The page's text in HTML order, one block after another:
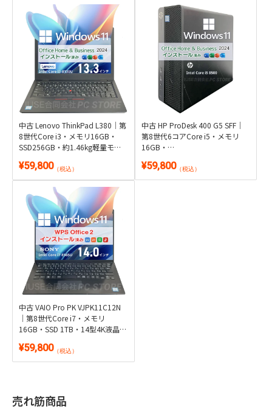
中古 Lenovo ThinkPad L380｜第
8世代Core i3・メモリ16GB・
SSD256GB・約1.46kg軽量モバ
Office 2024付き
¥59,800（税込）
中古 HP ProDesk 400 G5 SFF｜
第8世代6コアCore i5・メモリ
16GB・
載｜Windows 11・Microsoft
Office 2024付き
¥59,800（税込）
中古 VAIO Pro PK VJPK11C12N
｜第8世代Core i7・メモリ
16GB・SSD 1TB・14型4K液晶・
Office 2付き
¥59,800（税込）
売れ筋商品